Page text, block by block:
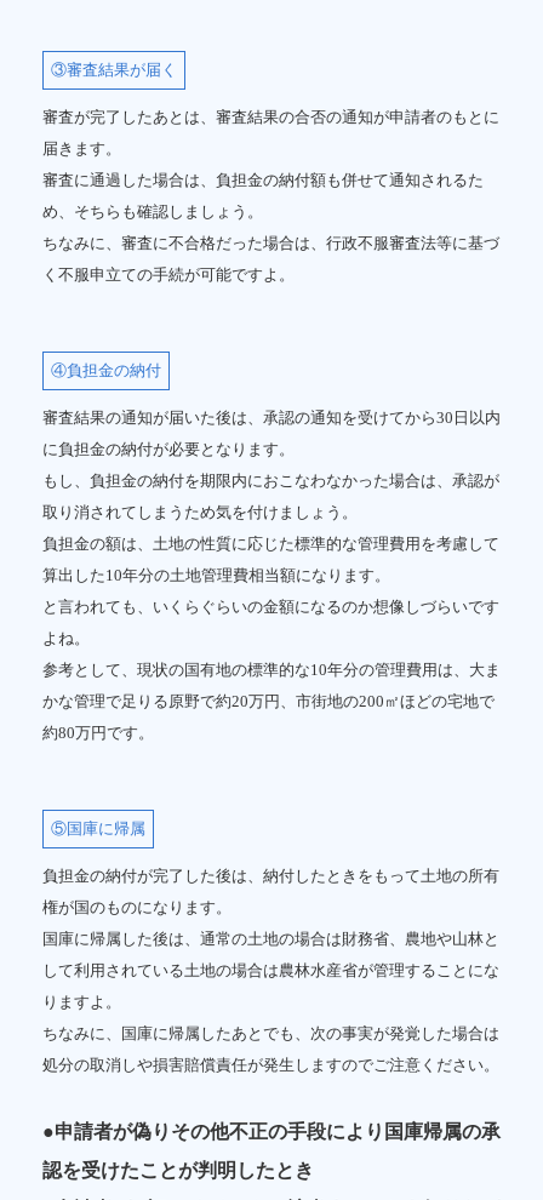
③審査結果が届く
審査が完了したあとは、審査結果の合否の通知が申請者のもとに
届きます。
審査に通過した場合は、負担金の納付額も併せて通知されるた
め、そちらも確認しましょう。
ちなみに、審査に不合格だった場合は、行政不服審査法等に基づ
く不服申立ての手続が可能ですよ。
④負担金の納付
審査結果の通知が届いた後は、承認の通知を受けてから30日以内
に負担金の納付が必要となります。
もし、負担金の納付を期限内におこなわなかった場合は、承認が
取り消されてしまうため気を付けましょう。
負担金の額は、土地の性質に応じた標準的な管理費用を考慮して
算出した10年分の土地管理費相当額になります。
と言われても、いくらぐらいの金額になるのか想像しづらいです
よね。
参考として、現状の国有地の標準的な10年分の管理費用は、大ま
かな管理で足りる原野で約20万円、市街地の200㎡ほどの宅地で
約80万円です。
⑤国庫に帰属
負担金の納付が完了した後は、納付したときをもって土地の所有
権が国のものになります。
国庫に帰属した後は、通常の土地の場合は財務省、農地や山林と
して利用されている土地の場合は農林水産省が管理することにな
りますよ。
ちなみに、国庫に帰属したあとでも、次の事実が発覚した場合は
処分の取消しや損害賠償責任が発生しますのでご注意ください。
●申請者が偽りその他不正の手段により国庫帰属の承
認を受けたことが判明したとき